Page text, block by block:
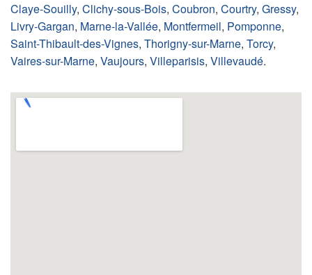
Claye-Souilly, Clichy-sous-Bois, Coubron, Courtry, Gressy,
Livry-Gargan, Marne-la-Vallée, Montfermeil, Pomponne,
Saint-Thibault-des-Vignes, Thorigny-sur-Marne, Torcy,
Vaires-sur-Marne, Vaujours, Villeparisis, Villevaudé.